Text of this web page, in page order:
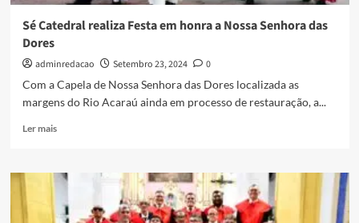
Sé Catedral realiza Festa em honra a Nossa Senhora das
Dores
adminredacao Setembro 23, 2024
0
Com a Capela de Nossa Senhora das Dores localizada as
margens do Rio Acaraú ainda em processo de restauração, a...
Ler mais